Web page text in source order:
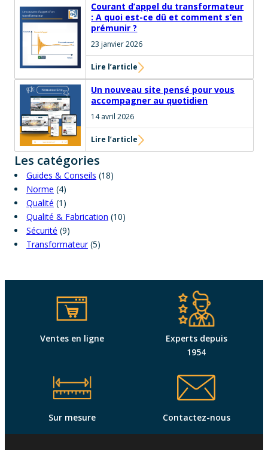
Courant d’appel du transformateur
: A quoi est-ce dû et comment s’en
prémunir ?
23 janvier 2026
Lire l’article
Un nouveau site pensé pour vous
accompagner au quotidien
14 avril 2026
Lire l’article
Les catégories
Guides & Conseils (18)
Norme (4)
Qualité (1)
Qualité & Fabrication (10)
Sécurité (9)
Transformateur(5)
Ventes en ligne
Experts depuis
1954
Sur mesure Contactez-nous